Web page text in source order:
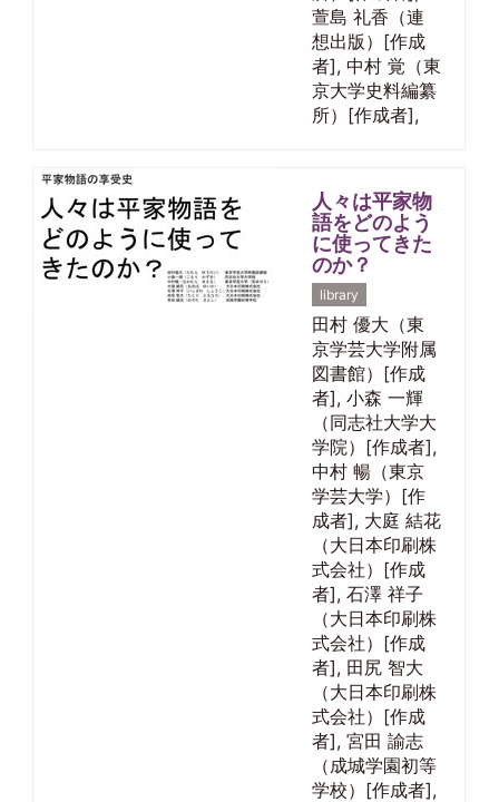
萱島 礼香（連
想出版）[作成
者], 中村 覚（東
京大学史料編纂
所）[作成者],
人々は平家物
語をどのよう
に使ってきた
のか？
library
田村 優大（東
京学芸大学附属
図書館）[作成
者], 小森 一輝
（同志社大学大
学院）[作成者],
中村 暢（東京
学芸大学）[作
成者], 大庭 結花
（大日本印刷株
式会社）[作成
者], 石澤 祥子
（大日本印刷株
式会社）[作成
者], 田尻 智大
（大日本印刷株
式会社）[作成
者], 宮田 諭志
（成城学園初等
学校）[作成者],